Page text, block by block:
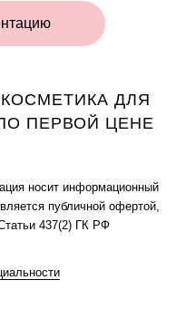
ДЛЯ
ПЕРВОЙ ЦЕНЕ
носит информационный
публичной офертой,
437(2) ГК РФ